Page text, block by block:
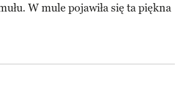
W mule pojawiła się ta piękna